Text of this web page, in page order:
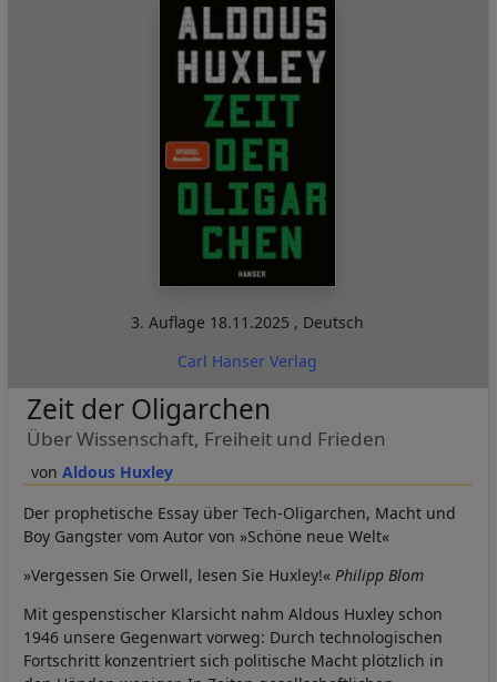
3. Auflage 18.11.2025 , Deutsch
Carl Hanser Verlag
Aldous Huxley
Zeit der Oligarchen
Über Wissenschaft, Freiheit und Frieden
Der prophetische Essay über Tech-Oligarchen, Macht und
Boy Gangster vom Autor von »Schöne neue Welt«
»Vergessen Sie Orwell, lesen Sie Huxley!« Philipp Blom
Mit gespenstischer Klarsicht nahm Aldous Huxley schon
1946 unsere Gegenwart vorweg: Durch technologischen
Fortschritt konzentriert sich politische Macht plötzlich in